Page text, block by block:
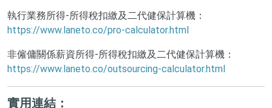
執行業務所得-所得稅扣繳及二代健保計算機：
https://www.laneto.co/pro-calculator.html
非僱傭關係薪資所得-所得稅扣繳及二代健保計算機：
https://www.laneto.co/outsourcing-calculator.html
實用連結：